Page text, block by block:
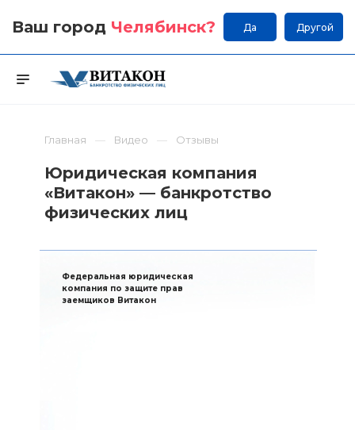
Ваш город Челябинск? Да Другой
Главная Видео Отзывы
Юридическая компания
«Витакон» — банкротство
физических лиц
Федеральная юридическая
компания по защите прав
заемщиков Витакон